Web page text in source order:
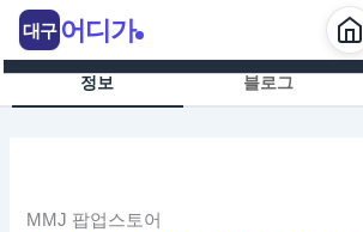
츠
정보 블로그
MMJ 팝업스토어
대구 어디가